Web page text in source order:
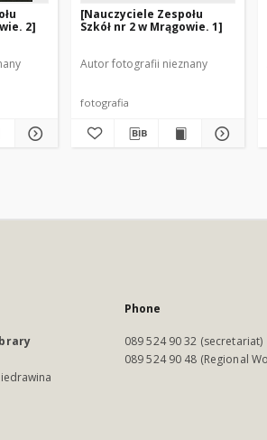
2]
[Nauczyciele Zespołu
Szkół nr 2 w Mrągowie. 1]
Autor fotografii nieznany
fotografia
Phone
089 524 90 32 (secretariat)
089 524 90 48 (Regional